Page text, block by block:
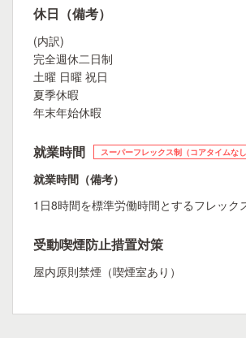
休日（備考）
(内訳)
完全週休二日制
土曜 日曜 祝日
夏季休暇
年末年始休暇
就業時間 スーパーフレックス制（コアタイムなし
就業時間（備考）
1日8時間を標準労働時間とするフレック
受動喫煙防止措置対策
屋内原則禁煙（喫煙室あり）